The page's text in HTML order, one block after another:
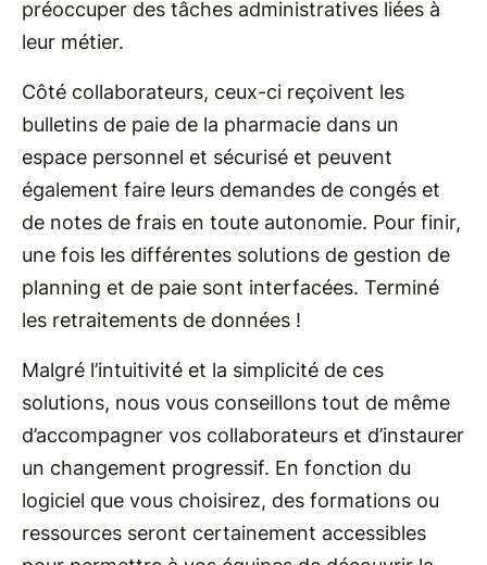
préoccuper des tâches administratives liées à
leur métier.
Côté collaborateurs, ceux-ci reçoivent les
bulletins de paie de la pharmacie dans un
espace personnel et sécurisé et peuvent
également faire leurs demandes de congés et
de notes de frais en toute autonomie. Pour finir,
une fois les différentes solutions de gestion de
planning et de paie sont interfacées. Terminé
les retraitements de données !
Malgré l’intuitivité et la simplicité de ces
solutions, nous vous conseillons tout de même
d’accompagner vos collaborateurs et d’instaurer
un changement progressif. En fonction du
logiciel que vous choisirez, des formations ou
ressources seront certainement accessibles